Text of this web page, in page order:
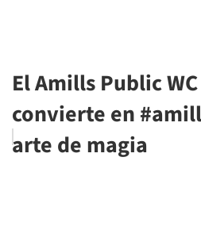
El Amills Public
convierte en
arte de magia